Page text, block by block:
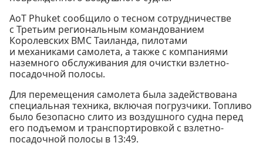
AoT Phuket сообщило о тесном сотрудничестве
с Третьим региональным командованием
Королевских ВМС Таиланда, пилотами
и механиками самолета, а также с компаниями
наземного обслуживания для очистки взлетно-
посадочной полосы.
Для перемещения самолета была задействована
специальная техника, включая погрузчики. Топливо
было безопасно слито из воздушного судна перед
его подъемом и транспортировкой с взлетно-
посадочной полосы в 13:49.